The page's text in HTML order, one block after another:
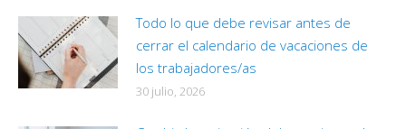
Todo lo que debe revisar antes de
cerrar el calendario de vacaciones de
los trabajadores/as
30 julio, 2026